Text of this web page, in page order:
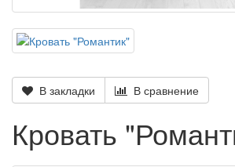
В закладки В сравнение
Кровать